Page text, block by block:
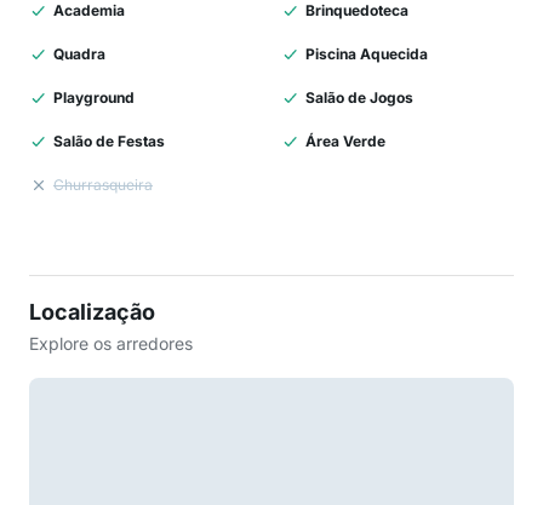
Academia Brinquedoteca
Quadra Piscina Aquecida
Playground Salão de Jogos
Salão de Festas Área Verde
Churrasqueira
Localização
Explore os arredores